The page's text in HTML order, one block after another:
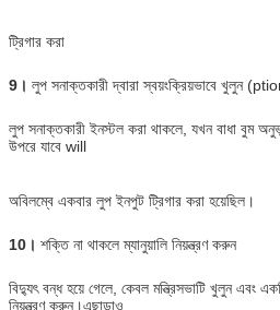
ট্রিগার করা
9। লুপ সনাক্তকারী দ্বারা স্বয়ংক্রিয়ভাবে খুলুন
লুপ সনাক্তকারী ইনস্টল করা থাকলে, যখন বাধা বুম
উপরে যাবে will
অবিলম্বে একবার লুপ ইনপুট ট্রিগার করা হয়েছিল।
10। শক্তি না থাকলে ম্যানুয়ালি নিয়ন্ত্রণ করুন
বিদ্যুৎ বন্ধ হয়ে গেলে, কেবল মন্ত্রিসভাটি খুলুন এবং
নিয়ন্ত্রণ করুন।এছাড়াও